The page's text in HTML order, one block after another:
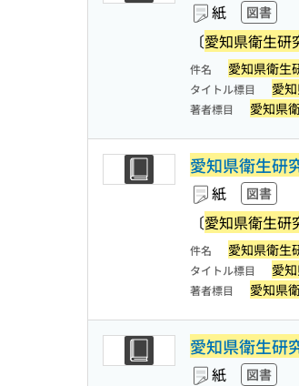
紙 図書
〔愛知県衛生研
件名 愛知県衛生
タイトル標目 愛
著者標目 愛知県
愛知県衛生研
紙 図書
〔愛知県衛生研
件名 愛知県衛生
タイトル標目 愛
著者標目 愛知県
愛知県衛生研
紙 図書